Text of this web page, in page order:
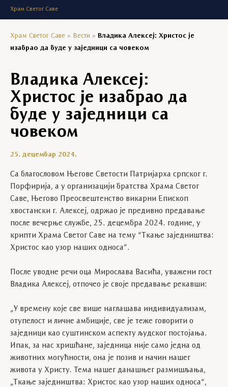
Храм Светог Саве
Храм Светог Саве » Вести » Владика Алексеј: Христос је
изабрао да буде у заједници са човеком
Владика Алексеј:
Христос је изабрао да
буде у заједници са
човеком
25. децембар 2024.
Са благословом Његове Светости Патријарха српског г.
Порфирија, а у организацији братства Храма Светог
Саве, Његово Преосвештенство викарни Епископ
хвостански г. Алексеј, одржао је предивно предавање
после вечерње службе, 25. децембра 2024. године, у
крипти Храма Светог Саве на тему “Ткање заједништва:
Христос као узор наших односа”.
После уводне речи оца Мирослава Васића, уважени гост
Владика Алексеј, отпочео је своје предавање рекавши:
„У времену које све више наглашава индивидуализам,
отупелост и личне амбиције, све је теже говорити о
заједници као суштинском аспекту људског постојања.
Ипак, за нас хришћане, заједница није само једна од
животних могућности, она је позив и начин нашег
живота у Христу. Тема нашег данашњег размишљања,
„Ткање заједништва: Христос као узор наших односа“,